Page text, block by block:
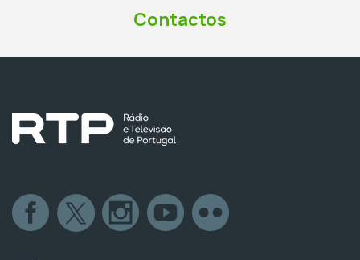
Contactos